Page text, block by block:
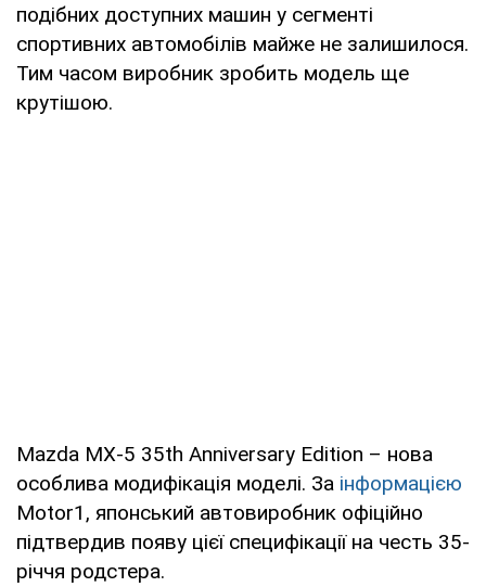
подібних доступних машин у сегменті
спортивних автомобілів майже не залишилося.
Тим часом виробник зробить модель ще
крутішою.
Mazda MX-5 35th Anniversary Edition – нова
особлива модифікація моделі. За інформацією
Motor1, японський автовиробник офіційно
підтвердив появу цієї специфікації на честь 35-
річчя родстера.